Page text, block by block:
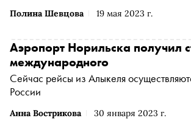
Полина Шевцова 19 мая 2023 г.
Анна Вострикова 30 января 2023 г.
Аэропорт Норильска получил
международного
Сейчас рейсы из Алыкеля
России